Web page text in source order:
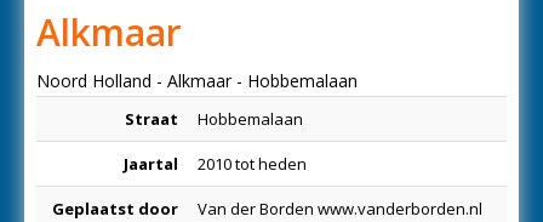
Alkmaar
Noord Holland - Alkmaar - Hobbemalaan
Straat Hobbemalaan
Jaartal 2010 tot heden
Geplaatst door Van der Borden www.vanderborden.nl